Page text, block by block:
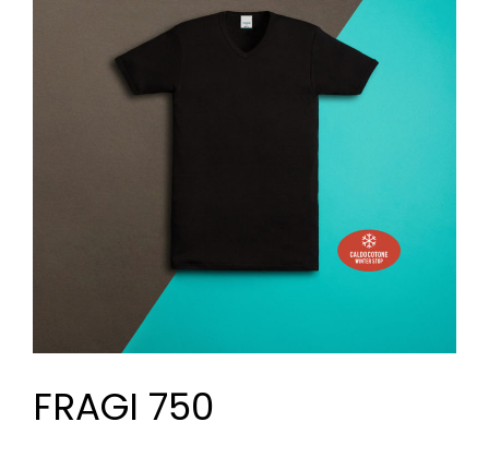
FRAGI 750